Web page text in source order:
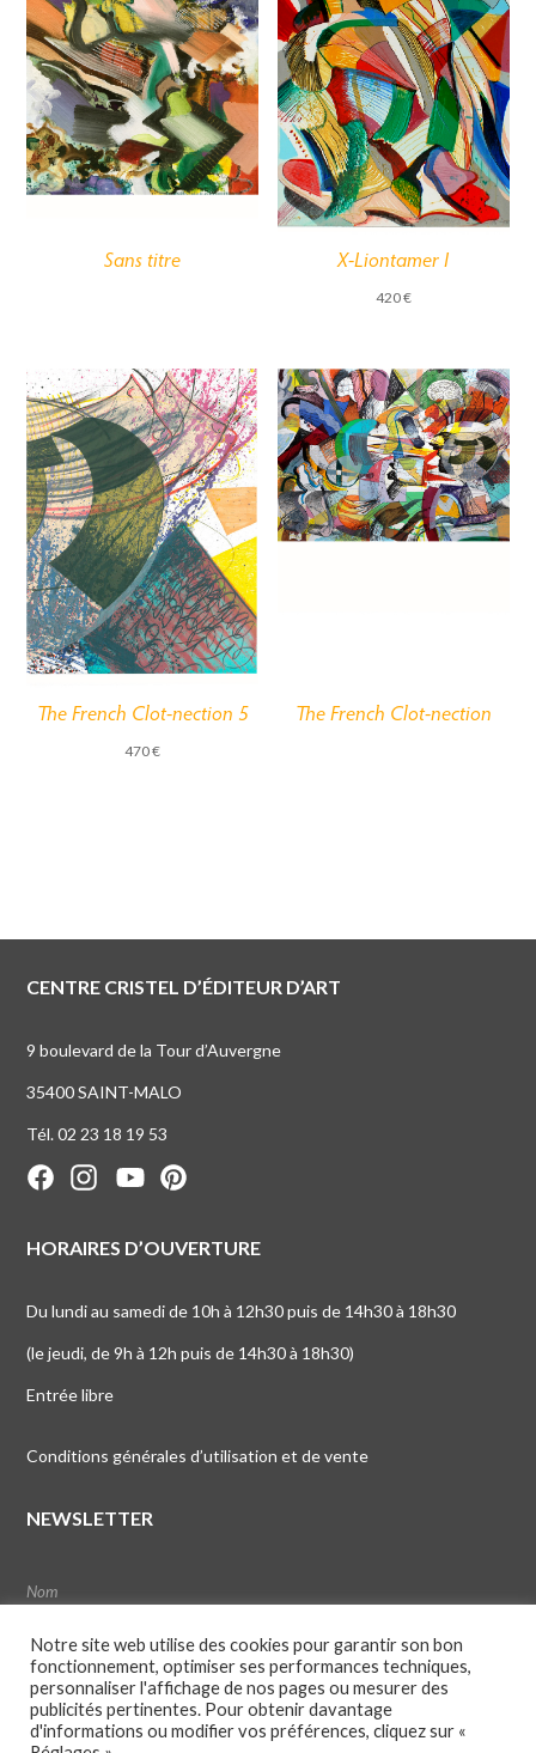
Sans titre X-Liontamer I
420€
The French Clot-nection 5
470€
The French Clot-nection
CENTRE CRISTEL D’ÉDITEUR D’ART
9 boulevard de la Tour d’Auvergne
35400 SAINT-MALO
Tél. 02 23 18 19 53
HORAIRES D’OUVERTURE
Du lundi au samedi de 10h à 12h30 puis de 14h30 à 18h30
(le jeudi, de 9h à 12h puis de 14h30 à 18h30)
Entrée libre
Conditions générales d’utilisation et de vente
NEWSLETTER
Notre site web utilise des cookies pour garantir son bon
fonctionnement, optimiser ses performances techniques,
personnaliser l'affichage de nos pages ou mesurer des
publicités pertinentes. Pour obtenir davantage
d'informations ou modifier vos préférences, cliquez sur «